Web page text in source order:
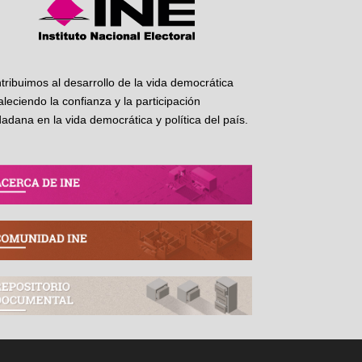
al desarrollo de la vida democrática
la confianza y la participación
en la vida democrática y política del país.